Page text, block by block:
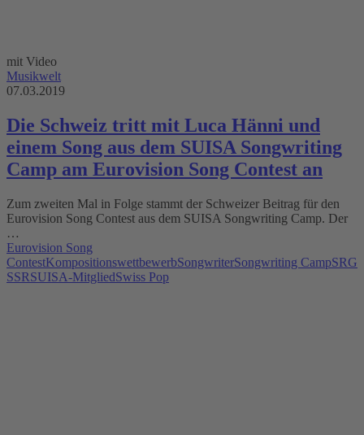
mit Video
Musikwelt
07.03.2019
Die Schweiz tritt mit Luca Hänni und
einem Song aus dem SUISA Songwriting
Camp am Eurovision Song Contest an
Zum zweiten Mal in Folge stammt der Schweizer Beitrag für den
Eurovision Song Contest aus dem SUISA Songwriting Camp. Der
…
Eurovision Song
ContestKompositionswettbewerbSongwriterSongwriting CampSRG
SSRSUISA-MitgliedSwiss Pop